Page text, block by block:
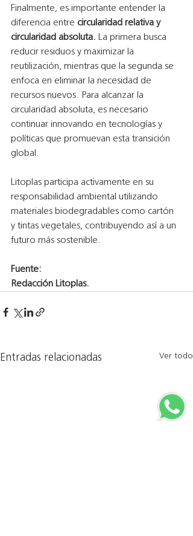
Finalmente, es importante entender la
diferencia entre circularidad relativa y
circularidad absoluta. La primera busca
reducir residuos y maximizar la
reutilización, mientras que la segunda se
enfoca en eliminar la necesidad de
recursos nuevos. Para alcanzar la
circularidad absoluta, es necesario
continuar innovando en tecnologías y
políticas que promuevan esta transición
global.
Litoplas participa activamente en su
responsabilidad ambiental utilizando
materiales biodegradables como cartón
y tintas vegetales, contribuyendo así a un
futuro más sostenible.
Fuente:
Redacción Litoplas.
Entradas relacionadas Ver todo